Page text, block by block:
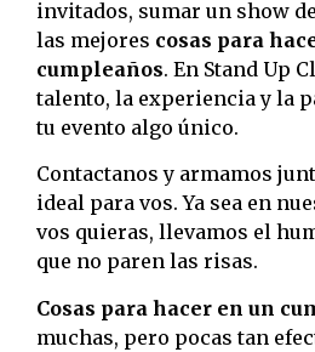
invitados, sumar un show
las mejores cosas para
cumpleaños. En Stand Up
talento, la experiencia y la
tu evento algo único.
Contactanos y armamos
ideal para vos. Ya sea en
vos quieras, llevamos el
que no paren las risas.
Cosas para hacer en un
muchas, pero pocas tan